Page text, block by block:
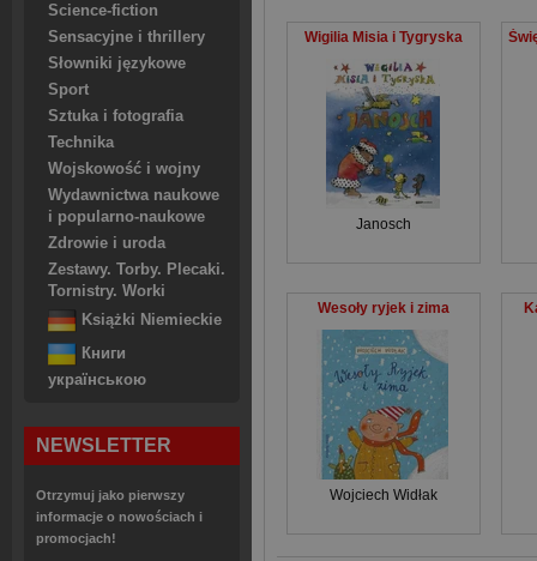
Science-fiction
Sensacyjne i thrillery
Słowniki językowe
Sport
Sztuka i fotografia
Technika
Wojskowość i wojny
Wydawnictwa naukowe
i popularno-naukowe
Zdrowie i uroda
Zestawy. Torby. Plecaki.
Tornistry. Worki
Książki Niemieckie
Книги
українською
NEWSLETTER
Otrzymuj jako pierwszy
informacje o nowościach i
promocjach!
Wigilia Misia i Tygryska
Janosch
Wesoły ryjek i zima
Wojciech Widłak